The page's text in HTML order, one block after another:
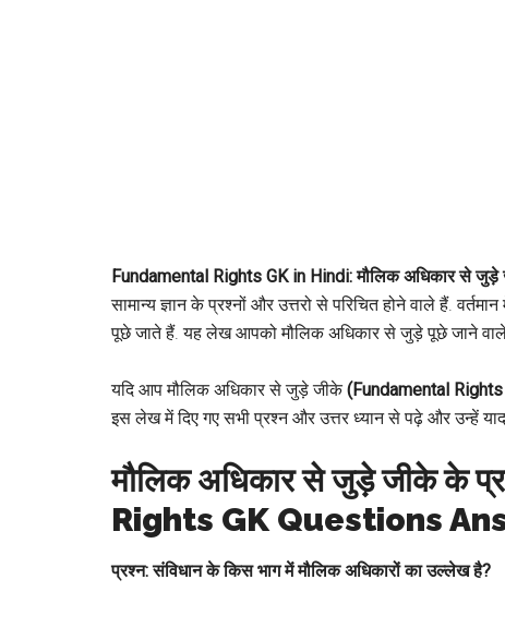
Fundamental Rights GK in Hindi: मौलिक अधिकार से जुड़े
सामान्य ज्ञान के प्रश्नों और उत्तरो से परिचित होने वाले हैं.
पूछे जाते हैं. यह लेख आपको मौलिक अधिकार से जुड़े पूछे जाने वाले
यदि आप मौलिक अधिकार से जुड़े जीके(Fundamental
इस लेख में दिए गए सभी प्रश्न और उत्तर ध्यान से पढ़े और उन्हें
मौलिक अधिकार से जुड़े जीके के
Rights GK Questions
प्रश्न: संविधान के किस भाग में मौलिक अधिकारों का उल्लेख है?